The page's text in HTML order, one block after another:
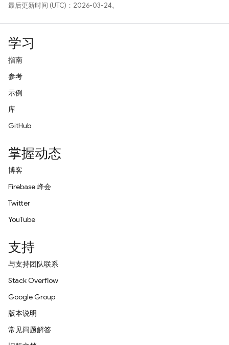
最后更新时间 (UTC)：2026-03-24。
学习
指南
参考
示例
库
GitHub
掌握动态
博客
Firebase 峰会
Twitter
YouTube
支持
与支持团队联系
Stack Overflow
Google Group
版本说明
常见问题解答